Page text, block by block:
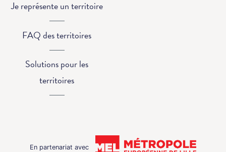
Je représente un territoire
FAQ des territoires
Solutions pour les
territoires
En partenariat avec